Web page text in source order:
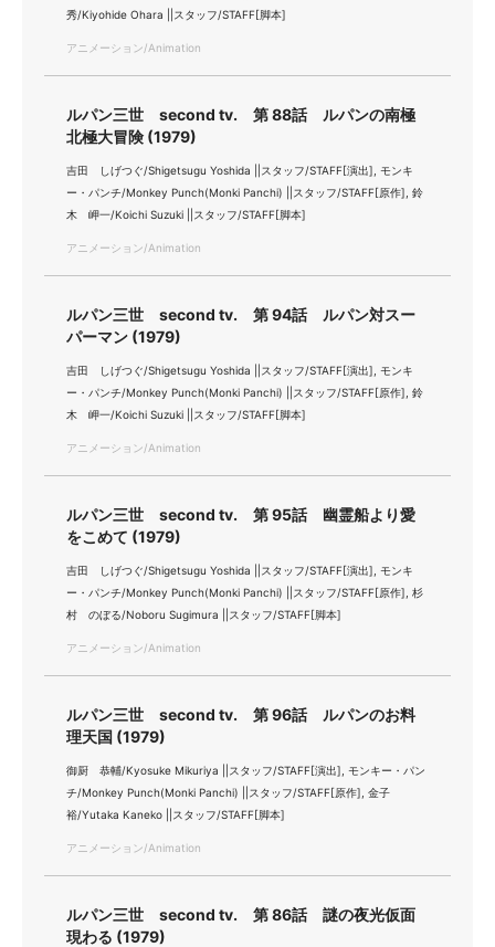
秀/Kiyohide Ohara ||スタッフ/STAFF[脚本]
アニメーション/Animation
ルパン三世 second tv. 第 88話 ルパンの南極
北極大冒険 (1979)
吉田 しげつぐ/Shigetsugu Yoshida ||スタッフ/STAFF[演出], モンキ
ー・パンチ/Monkey Punch(Monki Panchi) ||スタッフ/STAFF[原作], 鈴
木 岬一/Koichi Suzuki ||スタッフ/STAFF[脚本]
アニメーション/Animation
ルパン三世 second tv. 第 94話 ルパン対スー
パーマン (1979)
吉田 しげつぐ/Shigetsugu Yoshida ||スタッフ/STAFF[演出], モンキ
ー・パンチ/Monkey Punch(Monki Panchi) ||スタッフ/STAFF[原作], 鈴
木 岬一/Koichi Suzuki ||スタッフ/STAFF[脚本]
アニメーション/Animation
ルパン三世 second tv. 第 95話 幽霊船より愛
をこめて (1979)
吉田 しげつぐ/Shigetsugu Yoshida ||スタッフ/STAFF[演出], モンキ
ー・パンチ/Monkey Punch(Monki Panchi) ||スタッフ/STAFF[原作], 杉
村 のぼる/Noboru Sugimura ||スタッフ/STAFF[脚本]
アニメーション/Animation
ルパン三世 second tv. 第 96話 ルパンのお料
理天国 (1979)
御厨 恭輔/Kyosuke Mikuriya ||スタッフ/STAFF[演出], モンキー・パン
チ/Monkey Punch(Monki Panchi) ||スタッフ/STAFF[原作], 金子
裕/Yutaka Kaneko ||スタッフ/STAFF[脚本]
アニメーション/Animation
ルパン三世 second tv. 第 86話 謎の夜光仮面
現わる (1979)